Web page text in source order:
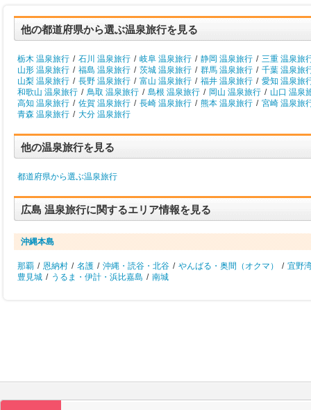
他の都道府県から選ぶ温泉旅行を見る
栃木 温泉旅行 / 石川 温泉旅行 / 岐阜 温泉旅行 / 静岡 温泉旅行 / 三重 温泉旅
山形 温泉旅行 / 福島 温泉旅行 / 茨城 温泉旅行 / 群馬 温泉旅行 / 千葉 温泉旅
山梨 温泉旅行 / 長野 温泉旅行 / 富山 温泉旅行 / 福井 温泉旅行 / 愛知 温泉旅
和歌山 温泉旅行 / 鳥取 温泉旅行 / 島根 温泉旅行 / 岡山 温泉旅行 / 山口 温泉
高知 温泉旅行 / 佐賀 温泉旅行 / 長崎 温泉旅行 / 熊本 温泉旅行 / 宮崎 温泉旅
青森 温泉旅行 / 大分 温泉旅行
他の温泉旅行を見る
都道府県から選ぶ温泉旅行
広島 温泉旅行に関するエリア情報を見る
沖縄本島
那覇 / 恩納村 / 名護 / 沖縄・読谷・北谷 / やんばる・奥間（オクマ） / 宜野
豊見城 / うるま・伊計・浜比嘉島 / 南城